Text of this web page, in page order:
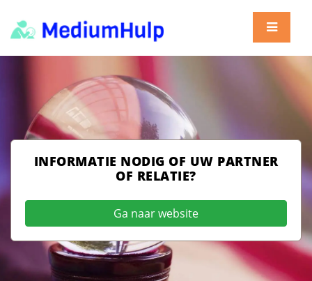
INFORMATIE NODIG OF UW PARTNER
OF RELATIE?
Ga naar website